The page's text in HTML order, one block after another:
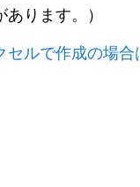
ります。）
セルで作成の場合